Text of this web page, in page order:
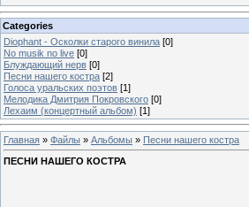
Categories
Diophant - Осколки старого винила [0]
No musik no live [0]
Блуждающий нерв [0]
Песни нашего костра [2]
Голоса уральских поэтов [1]
Мелодика Дмитрия Покровского [0]
Лехаим (концертный альбом) [1]
Главная » Файлы » Альбомы » Песни нашего костра
ПЕСНИ НАШЕГО КОСТРА